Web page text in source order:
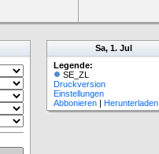
Sa, 1. Jul
Legende:
SE_ZL
Druckversion
Einstellungen
Abbonieren | Herunterladen